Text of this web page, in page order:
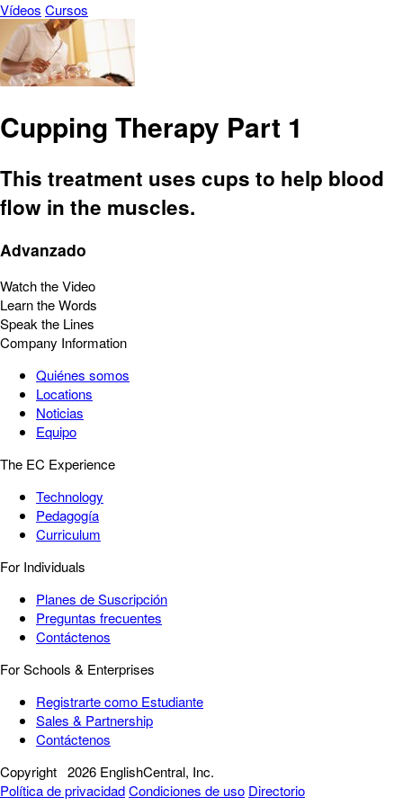
Vídeos Cursos
Cupping Therapy Part 1
This treatment uses cups to help blood
flow in the muscles.
Advanzado
Watch the Video
Learn the Words
Speak the Lines
Company Information
Quiénes somos
Locations
Noticias
Equipo
The EC Experience
Technology
Pedagogía
Curriculum
For Individuals
Planes de Suscripción
Preguntas frecuentes
Contáctenos
For Schools & Enterprises
Registrarte como Estudiante
Sales & Partnership
Contáctenos
Copyright 2026 EnglishCentral, Inc.
Política de privacidadCondiciones de uso Directorio